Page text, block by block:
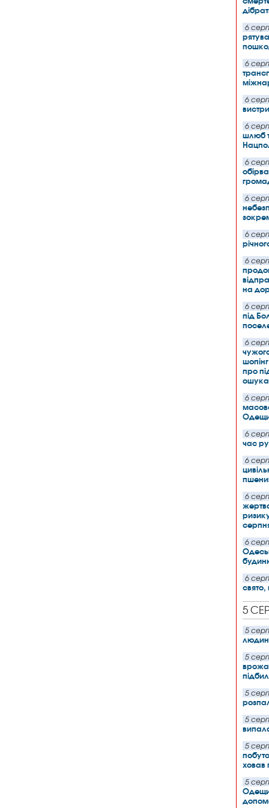
6
6
6
6
шлюб
6
6
6
6
на
6
під
6
про
6
6
час
6
6
6
6
5
5
5
5
5
5
ховав
5